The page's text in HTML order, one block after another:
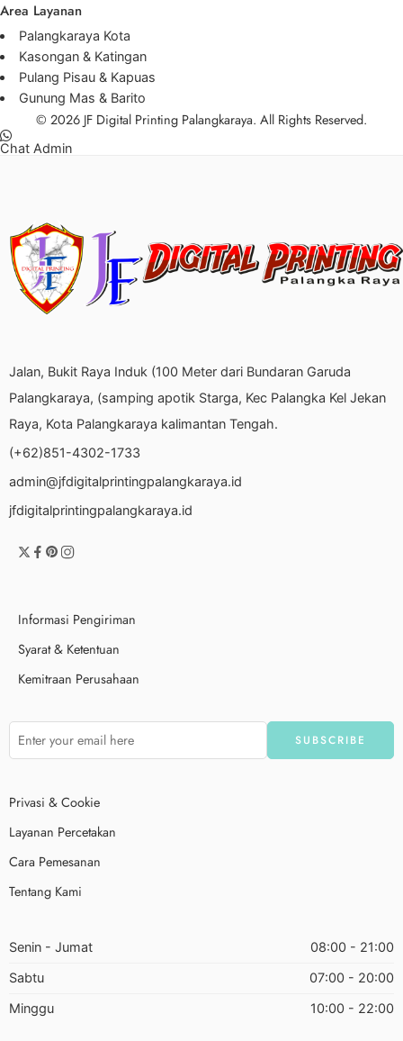
Area Layanan
Palangkaraya Kota
Kasongan & Katingan
Pulang Pisau & Kapuas
Gunung Mas & Barito
© 2026 JF Digital Printing Palangkaraya. All Rights Reserved.
Chat Admin
Jalan, Bukit Raya Induk (100 Meter dari Bundaran Garuda
Palangkaraya, (samping apotik Starga, Kec Palangka Kel Jekan
Raya, Kota Palangkaraya kalimantan Tengah.
(+62)851-4302-1733
admin@jfdigitalprintingpalangkaraya.id
jfdigitalprintingpalangkaraya.id
Informasi Pengiriman
Syarat & Ketentuan
Kemitraan Perusahaan
Privasi & Cookie
Layanan Percetakan
Cara Pemesanan
Tentang Kami
Senin - Jumat
08:00 - 21:00
Sabtu
07:00 - 20:00
Minggu
10:00 - 22:00